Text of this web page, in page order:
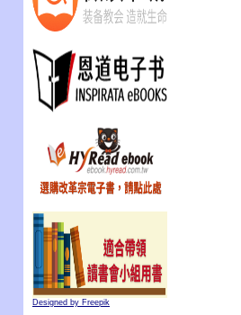
Designed by Freepik